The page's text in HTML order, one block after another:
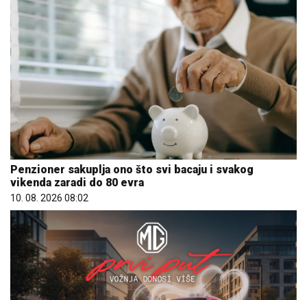
Penzioner sakuplja ono što svi bacaju i svakog
vikenda zaradi do 80 evra
10. 08. 2026 08:02